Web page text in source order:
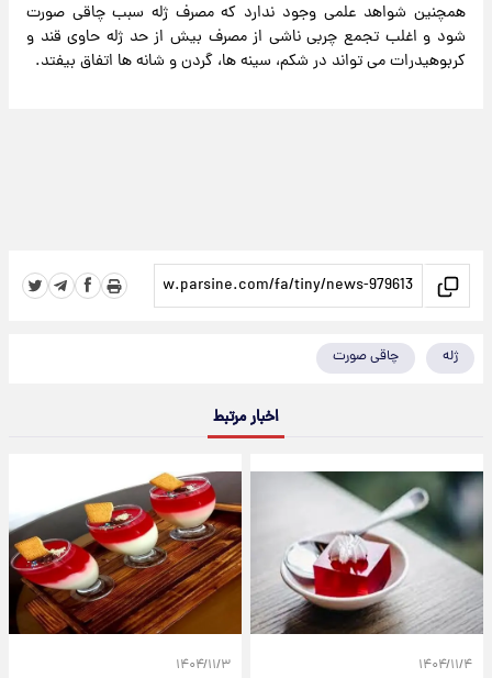
همچنین شواهد علمی وجود ندارد که مصرف ژله سبب چاقی صورت
شود و اغلب تجمع چربی ناشی از مصرف بیش از حد ژله حاوی قند و
کربوهیدرات می تواند در شکم، سینه ها، گردن و شانه ها اتفاق بیفتد.
ژله چاقی صورت
اخبار مرتبط
۱۴۰۴/۱۱/۴ ۱۴۰۴/۱۱/۳